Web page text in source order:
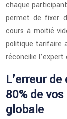
chaque
permet de fixer
cours à moitié
politique tarifaire
réconcilie
L’erreur
80% de
globale